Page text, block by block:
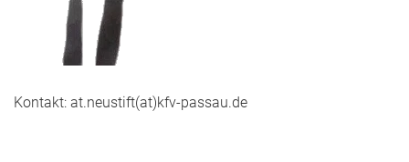
Kontakt: at.neustift(at)kfv-passau.de